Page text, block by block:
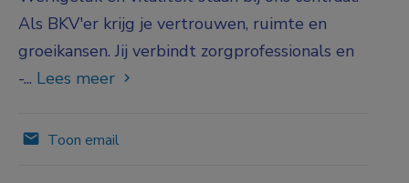
Als BKV'er krijg je vertrouwen, ruimte en
groeikansen. Jij verbindt zorgprofessionals en
-... Lees meer
Toon email